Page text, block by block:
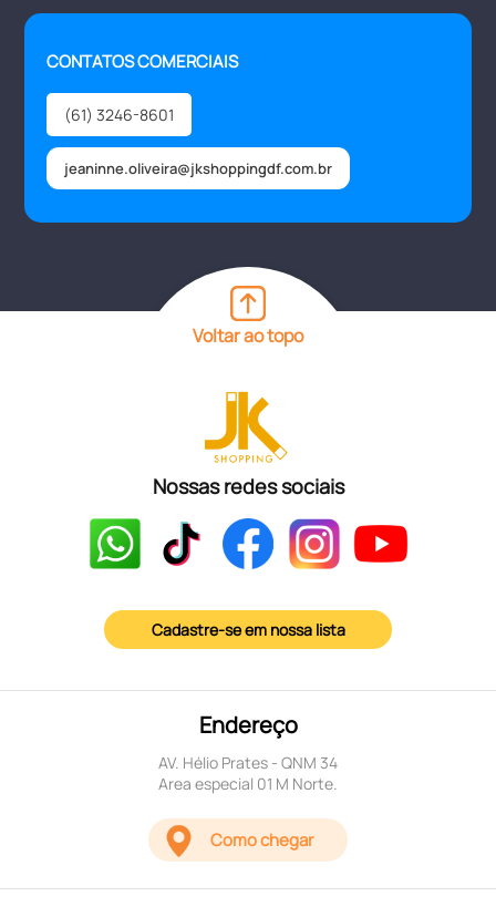
CONTATOS COMERCIAIS
(61) 3246-8601
jeaninne.oliveira@jkshoppingdf.com.br
Voltar ao topo
Nossas redes sociais
Cadastre-se em nossa lista
Endereço
AV. Hélio Prates - QNM 34
Area especial 01 M Norte.
Como chegar